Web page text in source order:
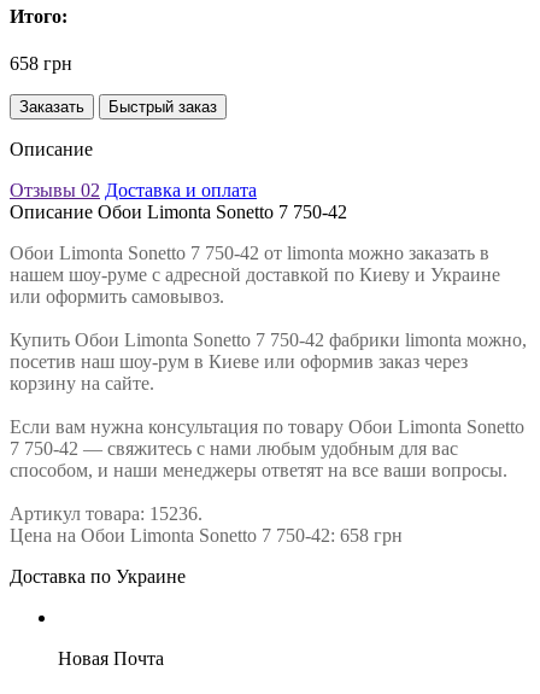
Итого:
658 грн
Заказать Быстрый заказ
Описание
Отзывы 02 Доставка и оплата
Описание Обои Limonta Sonetto 7 750-42
Обои Limonta Sonetto 7 750-42 от limonta можно заказать в
нашем шоу-руме с адресной доставкой по Киеву и Украине
или оформить самовывоз.
Купить Обои Limonta Sonetto 7 750-42 фабрики limonta можно,
посетив наш шоу-рум в Киеве или оформив заказ через
корзину на сайте.
Если вам нужна консультация по товару Обои Limonta Sonetto
7 750-42 — свяжитесь с нами любым удобным для вас
способом, и наши менеджеры ответят на все ваши вопросы.
Артикул товара: 15236.
Цена на Обои Limonta Sonetto 7 750-42: 658 грн
Доставка по Украине
Новая Почта